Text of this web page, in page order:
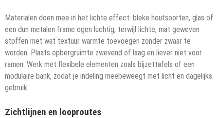
Materialen doen mee in het lichte effect: bleke houtsoorten, glas of
een dun metalen frame ogen luchtig, terwijl lichte, mat geweven
stoffen met wat textuur warmte toevoegen zonder zwaar te
worden. Plaats opbergruimte zwevend of laag en liever niet voor
ramen. Werk met flexibele elementen zoals bijzettafels of een
modulaire bank, zodat je indeling meebeweegt met licht en dagelijks
gebruik.
Zichtlijnen en looproutes